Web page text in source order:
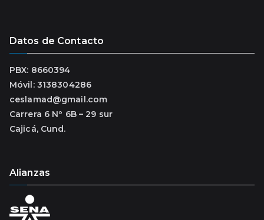
Datos de Contacto
PBX: 8660394
Móvil: 3138304286
ceslamad@gmail.com
Carrera 6 Nº 6B – 29 sur
Cajicá, Cund.
Alianzas